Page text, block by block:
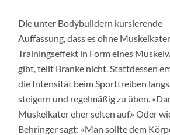
Die unter Bodybuildern kursierende
Auffassung, dass es ohne
Trainingseffekt in Form eines
gibt, teilt Branke nicht. Stattdessen
die Intensität beim Sporttreiben
steigern und regelmäßig zu üben.
Muskelkater eher selten auf.» Oder
Behringer sagt: «Man sollte dem